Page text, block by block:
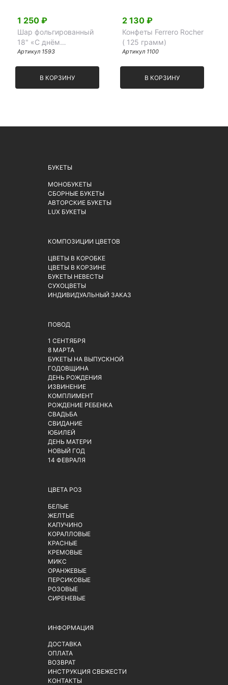
1 250 ₽
Шар фольгированный
18" «С днём
рождения, красотка»
Артикул 1593
В КОРЗИНУ
2 130 ₽
Конфеты Ferrero Rocher
( 125 грамм)
Артикул 1100
В КОРЗИНУ
БУКЕТЫ
МОНОБУКЕТЫ
СБОРНЫЕ БУКЕТЫ
АВТОРСКИЕ БУКЕТЫ
LUX БУКЕТЫ
КОМПОЗИЦИИ ЦВЕТОВ
ЦВЕТЫ В КОРОБКЕ
ЦВЕТЫ В КОРЗИНЕ
БУКЕТЫ НЕВЕСТЫ
СУХОЦВЕТЫ
ИНДИВИДУАЛЬНЫЙ ЗАКАЗ
ПОВОД
1 СЕНТЯБРЯ
8 МАРТА
БУКЕТЫ НА ВЫПУСКНОЙ
ГОДОВЩИНА
ДЕНЬ РОЖДЕНИЯ
ИЗВИНЕНИЕ
КОМПЛИМЕНТ
РОЖДЕНИЕ РЕБЕНКА
СВАДЬБА
СВИДАНИЕ
ЮБИЛЕЙ
ДЕНЬ МАТЕРИ
НОВЫЙ ГОД
14 ФЕВРАЛЯ
ЦВЕТА РОЗ
БЕЛЫЕ
ЖЕЛТЫЕ
КАПУЧИНО
КОРАЛЛОВЫЕ
КРАСНЫЕ
КРЕМОВЫЕ
МИКС
ОРАНЖЕВЫЕ
ПЕРСИКОВЫЕ
РОЗОВЫЕ
СИРЕНЕВЫЕ
ИНФОРМАЦИЯ
ДОСТАВКА
ОПЛАТА
ВОЗВРАТ
ИНСТРУКЦИЯ СВЕЖЕСТИ
КОНТАКТЫ